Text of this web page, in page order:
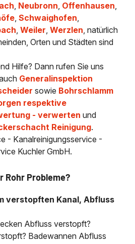
, Neubronn, Offenhausen,
,Schwaighofen,
,Weiler,Werzlen, natürlich
Orten und Städten sind
Hilfe? Dann rufen Sie uns
Generalinspektion
sowie Bohrschlamm
respektive
- verwerten und
Reinigung.
- Kanalreinigungsservice -
Kuchler GmbH.
Rohr Probleme?
verstopften Kanal, Abfluss
Abfluss verstopft?
Badewannen Abfluss